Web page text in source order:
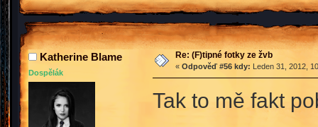
Katherine Blame
Dospělák
Re: (F)tipné fotky ze žvb
« Odpověď #56 kdy: Leden 31, 2012,
Tak to mě fakt